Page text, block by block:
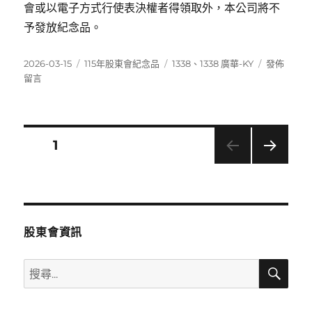
會或以電子方式行使表決權者得領取外，本公司將不
予發放紀念品。
發
佈
2026-03-15
分
115年股東會紀念品
標
1338 、1338 廣華-KY
在
發佈
留言
分
頁次1
股東會資訊
搜
尋
搜